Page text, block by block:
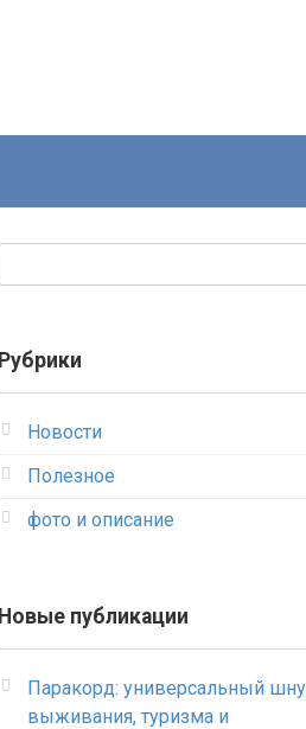
Рубрики
Новости
Полезное
фото и описание
Новые публикации
Паракорд: универсальный
выживания, туризма и